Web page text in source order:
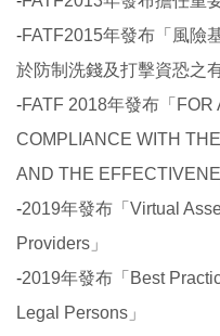
-FATF2015年發布「風險
於防制洗錢及打擊資恐之
-FATF 2018年發布「
COMPLIANCE WITH
AND THE
-2019年發布「Virtual
Providers」
-2019年發布「Best
Legal Persons」